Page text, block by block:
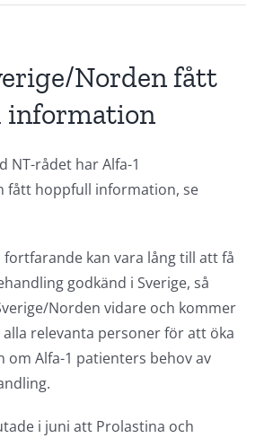
Norden fått
information
NT-rådet har Alfa-1
fått hoppfull information, se
fortfarande kan vara lång till att få
godkänd i Sverige, så
Norden vidare och kommer
relevanta personer för att öka
om Alfa-1 patienters behov av
i juni att Prolastina och